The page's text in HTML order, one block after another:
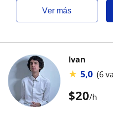
ver más
$20/h
Ivan
★ 5,0 (6